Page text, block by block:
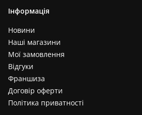
Інформація
Новини
Наші магазини
Мої замовлення
Відгуки
Франшиза
Договір оферти
Політика приватності